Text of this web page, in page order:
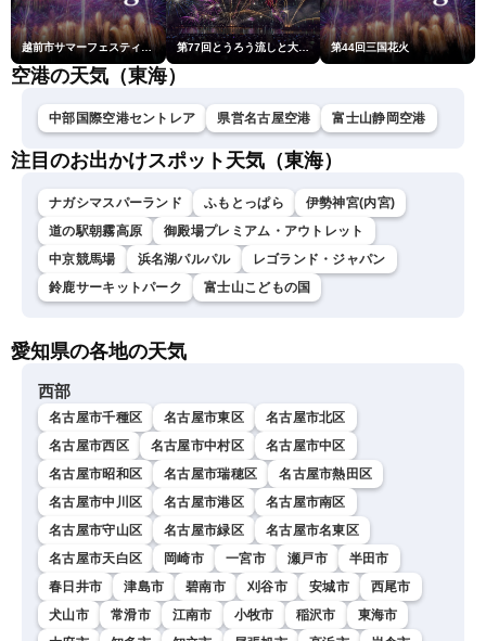
越前市サマーフェスティバル花火大会 第77回とうろう流しと大花火大会 第44回三国花火
空港の天気（東海）
中部国際空港セントレア 県営名古屋空港 富士山静岡空港
注目のお出かけスポット天気（東海）
ナガシマスパーランド ふもとっぱら
伊勢神宮(内宮)
道の駅朝霧高原
御殿場プレミアム・アウトレット
中京競馬場
浜名湖パルパル
レゴランド・ジャパン
鈴鹿サーキットパーク
富士山こどもの国
愛知県の各地の天気
西部
名古屋市千種区 名古屋市東区
名古屋市北区
名古屋市西区
名古屋市中村区
名古屋市中区
名古屋市昭和区
名古屋市瑞穂区
名古屋市熱田区
名古屋市中川区
名古屋市港区
名古屋市南区
名古屋市守山区
名古屋市緑区
名古屋市名東区
名古屋市天白区
岡崎市 一宮市 瀬戸市
半田市
春日井市
津島市 碧南市 刈谷市 安城市
西尾市
犬山市
常滑市 江南市 小牧市 稲沢市
東海市